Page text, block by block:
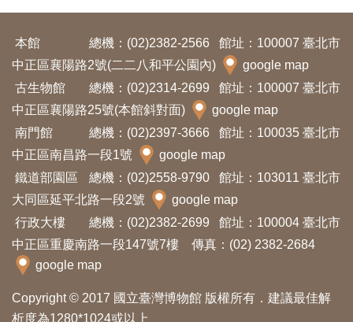
展
覽
資
訊
教
育
活
動
出
版
文
本館 總機：(02)2382-2566
館址：100007 臺北市
中正區襄陽路2號(二二八和平公園內)
google map
古生物館
總機：(02)2314-2699
館址：100007 臺北市
中正區襄陽路25號(本館斜對面)
google map
南門館
總機：(02)2397-3666
館址：100035 臺北市
中正區南昌路一段1號
google map
鐵道部園區
總機：(02)2558-9790
館址：103011 臺北市
大同區延平北路一段2號
google map
行政大樓
總機：(02)2382-2699
館址：100004 臺北市
中正區重慶南路一段147號7樓 傳真：(02) 2382-2684
google map
Copyright © 2017 國立臺灣博物館 版權所有．建議最佳解
析度為1280*1024或以上